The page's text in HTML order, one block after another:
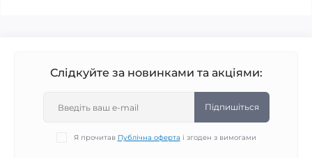
Слідкуйте за новинками та акціями:
Підпишіться
Я прочитав Публічна оферта і згоден з вимогами